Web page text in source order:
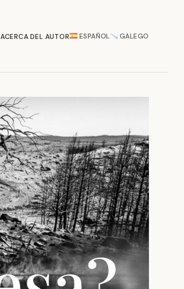
ACERCA DEL AUTOR ESPAÑOL GALEGO